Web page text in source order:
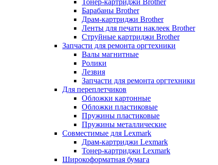
Тонер-картриджи Brother
Барабаны Brother
Драм-картриджи Brother
Ленты для печати наклеек Brother
Струйные картриджи Brother
Запчасти для ремонта оргтехники
Валы магнитные
Ролики
Лезвия
Запчасти для ремонта оргтехники
Для переплетчиков
Обложки картонные
Обложки пластиковые
Пружины пластиковые
Пружины металлические
Совместимые для Lexmark
Драм-картриджи Lexmark
Тонер-картриджи Lexmark
Широкоформатная бумага